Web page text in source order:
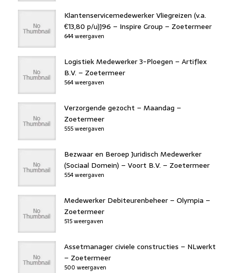
Klantenservicemedewerker Vliegreizen (v.a.
€13,80 p/u)J96 – Inspire Group – Zoetermeer
644 weergaven
Logistiek Medewerker 3-Ploegen – Artiflex
B.V. – Zoetermeer
564 weergaven
Verzorgende gezocht – Maandag –
Zoetermeer
555 weergaven
Bezwaar en Beroep Juridisch Medewerker
(Sociaal Domein) – Voort B.V. – Zoetermeer
554 weergaven
Medewerker Debiteurenbeheer – Olympia –
Zoetermeer
515 weergaven
Assetmanager civiele constructies – NLwerkt
– Zoetermeer
500 weergaven